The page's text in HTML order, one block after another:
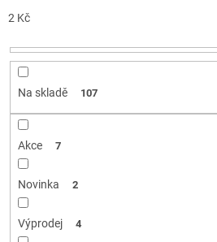
p
o
2 Kč
Na skladě 107
Akce 7
Novinka 2
Výprodej 4